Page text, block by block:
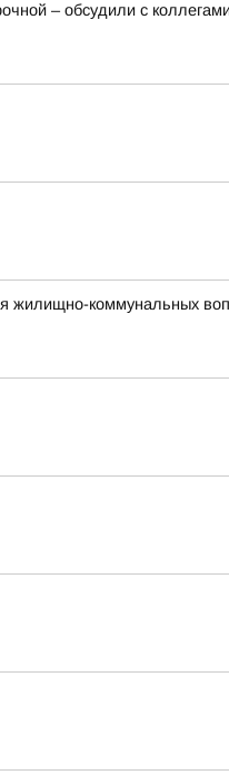
– обсудили с
жилищно-коммунальных